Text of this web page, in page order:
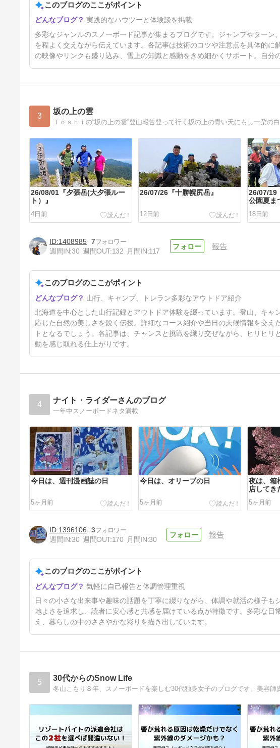
このブログのここがポイント
実践的なハウツーと体験談を掲載
多彩なジャンルのスノーボード記事が集まるブログです。ジャンプやター
を程よく交えながら伝えています。各記事は技術のコツや注意点を具体的
の映像やリンクも盛り込み、雪上の知識と感動をきめ細かくサポート。自分
3 坂の上の雲
Ｔｏｓｈｉの“坂の上の雲”登山報告登って行く坂の上の青い天にもし一朶の
26/08/01『夕張岳(大夕張ルー
ト）』
4日前
26/07/26『十勝幌尻岳』
12日前
26/07/19
公園夏ま
18日前
26/07/11『坊主山』
26日前
1408985 7
週間IN:30 週間OUT:132 月間IN:117
報告
このブログのここがポイント
山行、キャンプ、トレラン多彩なアウトドア紹介
北海道を中心とした山行記録とアウトドア体験を綴っています。登山、キャ
応じた自然の美しさを鋭く伝授。詳細なコース紹介や当日の天候情報を交
トとなるでしょう。各記事は、チャンスと挑戦を織り交ぜながら、ヒリヒ
動を感じ取れる仕上がりです。
4 ナイト・ライダーさんのブログ
一年中スノーボードネタ満載
今日は、週刊漫画誌の日
5ヶ月前
今日は、オリーブの日
5ヶ月前
夜は、箱
店してき
5ヶ月前
今日は、ホワイトデー
5ヶ月前
1396106
3
週間IN:30 週間OUT:170 月間IN:30
報告
このブログのここがポイント
気軽に自己報告と体調管理重視
日々の小さな出来事や趣味の話題を丁寧に綴りながら、体調や就活の様子
地よさを追求し、読者に安心感と共感を届けている点が特徴です。多彩な
え、暮らしの中のささやかな彩りを描き出しています。
5 30代からのSnow Life